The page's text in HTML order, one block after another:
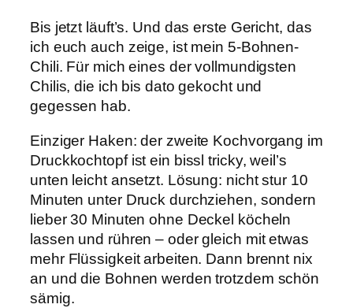
Bis jetzt läuft’s. Und das erste Gericht, das
ich euch auch zeige, ist mein 5-Bohnen-
Chili. Für mich eines der vollmundigsten
Chilis, die ich bis dato gekocht und
gegessen hab.
Einziger Haken: der zweite Kochvorgang im
Druckkochtopf ist ein bissl tricky, weil’s
unten leicht ansetzt. Lösung: nicht stur 10
Minuten unter Druck durchziehen, sondern
lieber 30 Minuten ohne Deckel köcheln
lassen und rühren – oder gleich mit etwas
mehr Flüssigkeit arbeiten. Dann brennt nix
an und die Bohnen werden trotzdem schön
sämig.